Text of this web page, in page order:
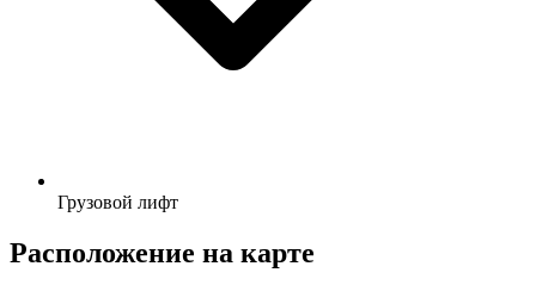
Грузовой лифт
Расположение на карте